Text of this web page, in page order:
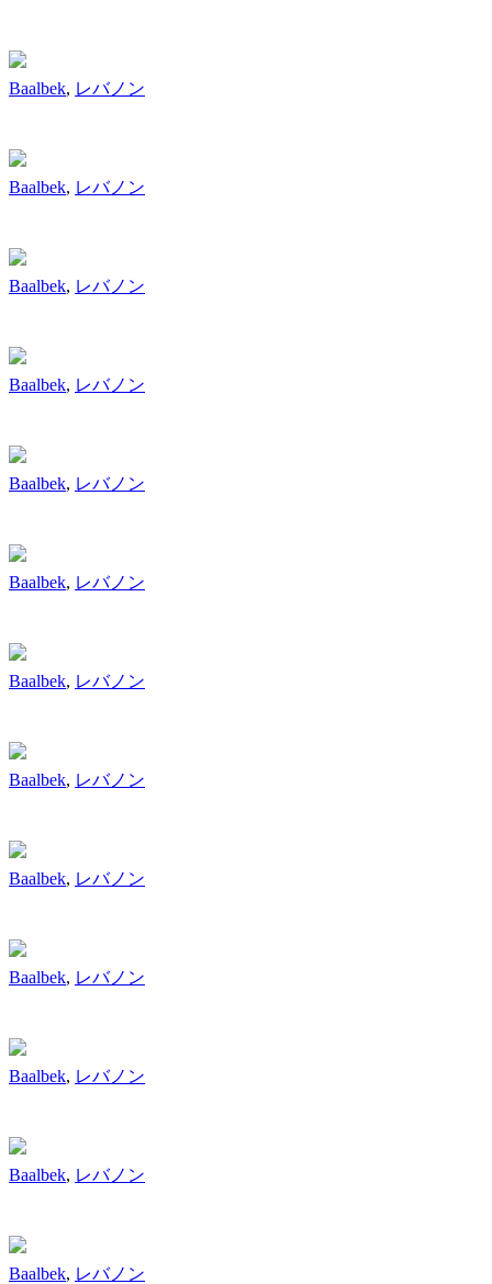
Baalbek, レバノン
Baalbek, レバノン
Baalbek, レバノン
Baalbek, レバノン
Baalbek, レバノン
Baalbek, レバノン
Baalbek, レバノン
Baalbek, レバノン
Baalbek, レバノン
Baalbek, レバノン
Baalbek, レバノン
Baalbek, レバノン
Baalbek, レバノン